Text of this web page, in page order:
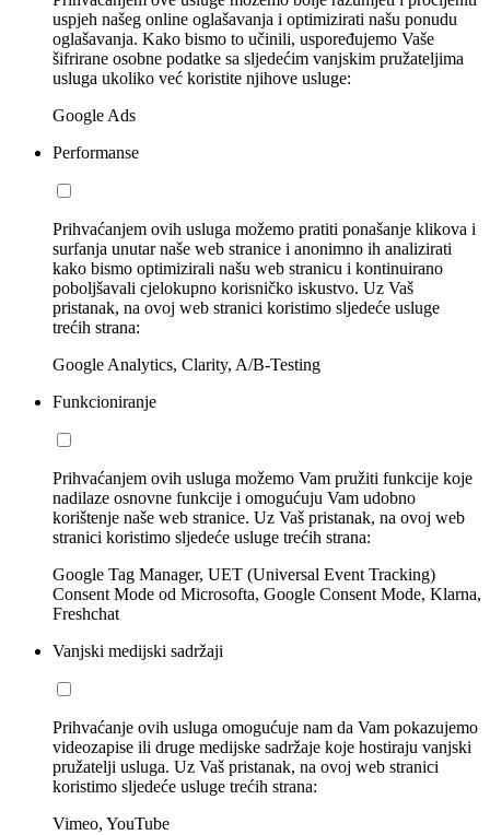
uspjeh našeg online oglašavanja i optimizirati našu ponudu
oglašavanja. Kako bismo to učinili, uspoređujemo Vaše
šifrirane osobne podatke sa sljedećim vanjskim pružateljima
usluga ukoliko već koristite njihove usluge:
Google Ads
Performanse
Prihvaćanjem ovih usluga možemo pratiti ponašanje klikova i
surfanja unutar naše web stranice i anonimno ih analizirati
kako bismo optimizirali našu web stranicu i kontinuirano
poboljšavali cjelokupno korisničko iskustvo. Uz Vaš
pristanak, na ovoj web stranici koristimo sljedeće usluge
trećih strana:
Google Analytics, Clarity, A/B-Testing
Funkcioniranje
Prihvaćanjem ovih usluga možemo Vam pružiti funkcije koje
nadilaze osnovne funkcije i omogućuju Vam udobno
korištenje naše web stranice. Uz Vaš pristanak, na ovoj web
stranici koristimo sljedeće usluge trećih strana:
Google Tag Manager, UET (Universal Event Tracking)
Consent Mode od Microsofta, Google Consent Mode, Klarna,
Freshchat
Vanjski medijski sadržaji
Prihvaćanje ovih usluga omogućuje nam da Vam pokazujemo
videozapise ili druge medijske sadržaje koje hostiraju vanjski
pružatelji usluga. Uz Vaš pristanak, na ovoj web stranici
koristimo sljedeće usluge trećih strana:
Vimeo, YouTube